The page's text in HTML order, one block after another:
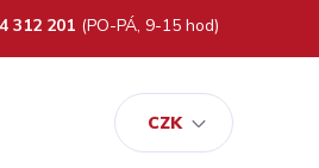
CZK
312 201 (PO-PÁ, 9-15 hod)